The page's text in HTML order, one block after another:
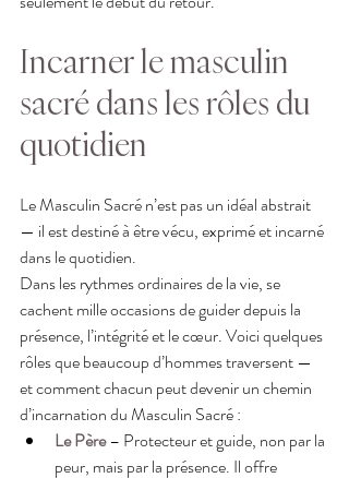
Incarner le masculin
sacré dans les rôles du
quotidien
Le Masculin Sacré n’est pas un idéal abstrait
— il est destiné à être vécu, exprimé et incarné
dans le quotidien.
Dans les rythmes ordinaires de la vie, se
cachent mille occasions de guider depuis la
présence, l’intégrité et le cœur. Voici quelques
rôles que beaucoup d’hommes traversent —
et comment chacun peut devenir un chemin
d’incarnation du Masculin Sacré :
Le Père – Protecteur et guide, non par la
peur, mais par la présence. Il offre